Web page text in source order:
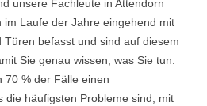
unsere Fachleute in Attendorn
im Laufe der Jahre eingehend mit
Türen befasst und sind auf diesem
Sie genau wissen, was Sie tun.
70 % der Fälle einen
die häufigsten Probleme sind, mit